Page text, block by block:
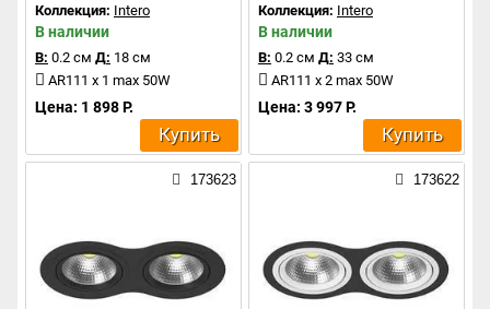
Коллекция: Intero
В наличии
В: 0.2 см Д: 18 см
AR111 x 1 max 50W
Цена: 1 898 Р.
Купить
Коллекция: Intero
В наличии
В: 0.2 см Д: 33 см
AR111 x 2 max 50W
Цена: 3 997 Р.
Купить
173623 173622